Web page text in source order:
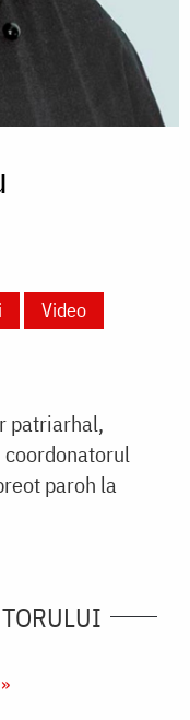
Video
patriarhal,
paroh la